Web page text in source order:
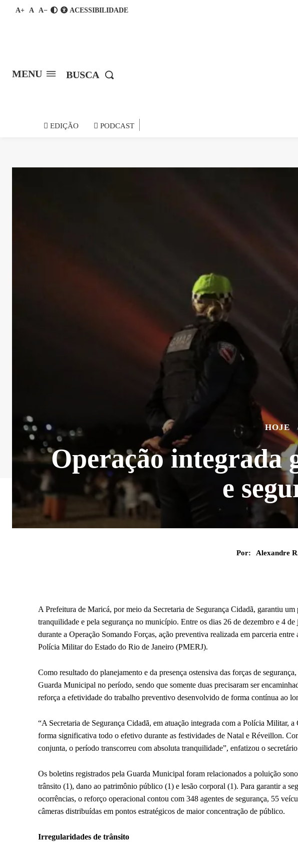
A+ A A− ACESSIBILIDADE
MENU BUSCA
EDIÇÃO PODCAST
HOJE
Operação integrada
e
Por: Alexandre
A Prefeitura de Maricá, por meio da Secretaria de Segurança Cidadã, garantiu
tranquilidade e pela segurança no município. Entre os dias 26 de dezembro e 4
durante a Operação Somando Forças, ação preventiva realizada em parceria
Polícia Militar do Estado do Rio de Janeiro (PMERJ).
Como resultado do planejamento e da presença ostensiva das forças de
Guarda Municipal no período, sendo que somente duas precisaram ser
reforça a efetividade do trabalho preventivo desenvolvido de forma contínua ao
“A Secretaria de Segurança Cidadã, em atuação integrada com a Polícia Militar,
forma significativa todo o efetivo durante as festividades de Natal e Réveillon.
conjunta, o período transcorreu com absoluta tranquilidade”, enfatizou o
Os boletins registrados pela Guarda Municipal foram relacionados a poluição
trânsito (1), dano ao patrimônio público (1) e lesão corporal (1). Para garantir a
ocorrências, o reforço operacional contou com 348 agentes de segurança, 55
câmeras distribuídas em pontos estratégicos de maior concentração de público.
Irregularidades de trânsito